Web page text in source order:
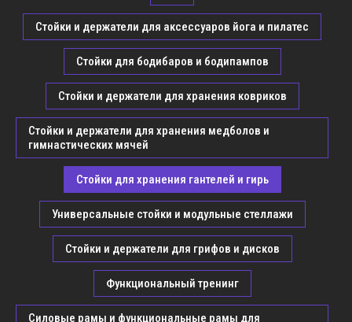
Стойки и держатели для аксессуаров йога и пилатес
Стойки для бодибаров и бодипампов
Стойки и держатели для хранения ковриков
Стойки и держатели для хранения медболов и
гимнастических мячей
Стойки для хранения гантелей и гирь
Универсальные стойки и модульные стеллажи
Стойки и держатели для грифов и дисков
Функциональный тренинг
Силовые рамы и функциональные рамы для